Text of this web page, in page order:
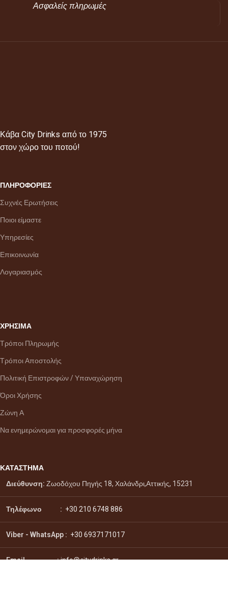
Ασφαλείς πληρωμές
Κάβα City Drinks από το 1975
στον χώρο του ποτού!
ΠΛΗΡΟΦΟΡΙΕΣ
Συχνές Ερωτήσεις
Ποιοι είμαστε
Υπηρεσίες
Επικοινωνία
Λογαριασμός
ΧΡΗΣΙΜΑ
Τρόποι Πληρωμής
Τρόποι Αποστολής
Πολιτική Επιστροφών / Υπαναχώρηση
Όροι Χρήσης
Ζώνη Α
Να ενημερώνομαι για προσφορές μήνα
ΚΑΤΑΣΤΗΜΑ
Διεύθυνση: Ζωοδόχου Πηγής 18, Χαλάνδρι,Αττικής, 15231
Τηλέφωνο : +30 210 6748 886
Viber - WhatsApp : +30 6937171017
Email :info@citydrinks.gr